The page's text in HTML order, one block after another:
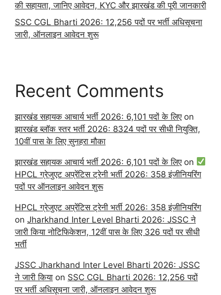
की सहायता, जानिए आवेदन, KYC और झारखंड की पूरी जानकारी
SSC CGL Bharti 2026: 12,256 पदों पर भर्ती अधिसूचना
जारी, ऑनलाइन आवेदन शुरू
Recent Comments
झारखंड सहायक आचार्य भर्ती 2026: 6,101 पदों के लिएon
झारखंड ब्लॉक स्तर भर्ती 2026: 8324 पदों पर सीधी नियुक्ति,
10वीं पास के लिए सुनहरा मौका
झारखंड सहायक आचार्य भर्ती 2026: 6,101 पदों के लिएon
HPCL ग्रेजुएट अप्रेंटिस ट्रेनी भर्ती 2026: 358 इंजीनियरिंग
पदों पर ऑनलाइन आवेदन शुरू
HPCL ग्रेजुएट अप्रेंटिस ट्रेनी भर्ती 2026: 358 इंजीनियरिंग
on Jharkhand Inter Level Bharti 2026: JSSC ने
जारी किया नोटिफिकेशन, 12वीं पास के लिए 326 पदों पर सीधी
भर्ती
JSSC Jharkhand Inter Level Bharti 2026: JSSC
ने जारी किया on SSC CGL Bharti 2026: 12,256 पदों
पर भर्ती अधिसूचना जारी, ऑनलाइन आवेदन शुरू